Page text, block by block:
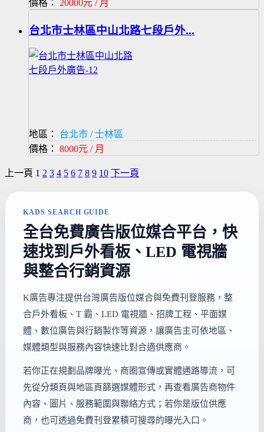
價格： 20000元 / 月
台北市士林區中山北路七段戶外...
地區：
台北市 / 士林區
價格： 8000元 / 月
上一頁 1 2 3 4 5 6 7 8 9 10 下一頁
KADS SEARCH GUIDE
全台免費廣告版位媒合平台，快
速找到戶外看板、LED 電視牆
與整合行銷資源
K廣告專注提供台灣廣告版位媒合與免費刊登服務，整
合戶外看板、T 霸、LED 電視牆、招牌工程、平面媒
體、數位廣告與行銷製作等資源，讓廣告主可依地區、
媒體類型與服務內容快速比對合適供應商。
若你正在規劃品牌曝光、商圈宣傳或實體通路導流，可
先從分類頁與地區頁篩選媒體形式，再查看廣告商物件
內容、圖片、服務範圍與聯絡方式；若你是版位供應
商，也可透過免費刊登累積可搜尋的曝光入口。